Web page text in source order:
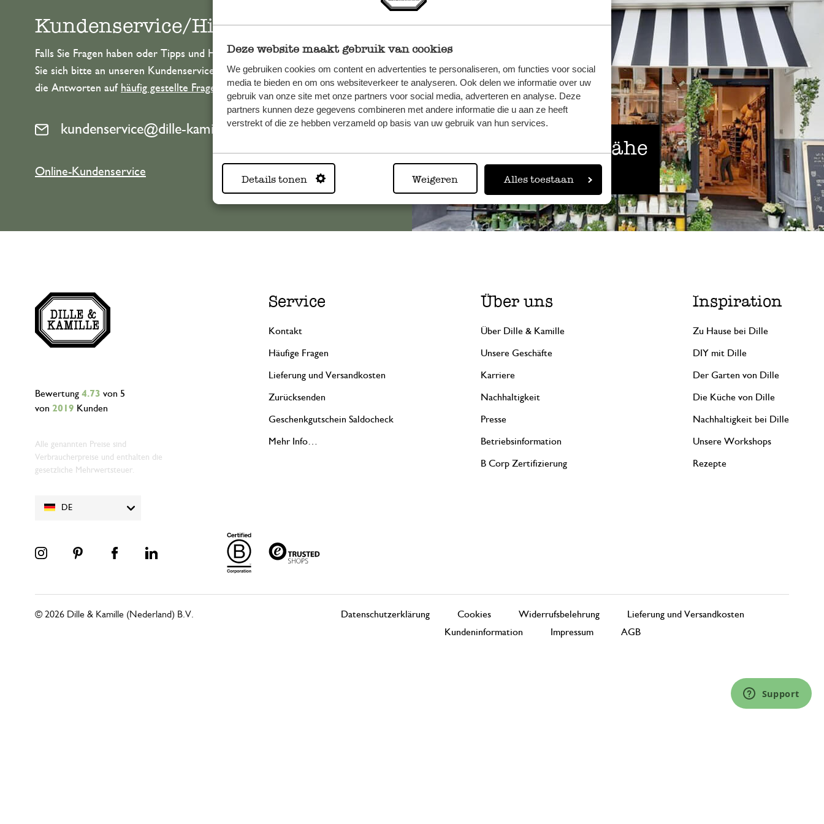
Deze website maakt gebruik van cookies
We gebruiken cookies om content en advertenties te personaliseren, om functies voor social
media te bieden en om ons websiteverkeer te analyseren. Ook delen we informatie over uw
gebruik van onze site met onze partners voor social media, adverteren en analyse. Deze
partners kunnen deze gegevens combineren met andere informatie die u aan ze heeft
verstrekt of die ze hebben verzameld op basis van uw gebruik van hun services.
Details tonen Weigeren Alles toestaan
Immer in der Nähe
Alle 62 Geschäfte anzeigen
Kundenservice/Hilfe
Falls Sie Fragen haben oder Tipps und Hilfe brauchen, wenden
Sie sich bitte an unseren Kundenservice. Oder lesen Sie hier
die Antworten auf häufig gestellte Fragen
kundenservice@dille-kamille.de
Online-Kundenservice
DE
Bewertung 4.73 von 5
von 2019 Kunden
Alle genannten Preise sind
Verbraucherpreise und enthalten die
gesetzliche Mehrwertsteuer.
Service
Kontakt
Häufige Fragen
Lieferung und Versandkosten
Zurücksenden
Geschenkgutschein Saldocheck
Mehr Info…
Über uns
Über Dille & Kamille
Unsere Geschäfte
Karriere
Nachhaltigkeit
Presse
Betriebsinformation
B Corp Zertifizierung
Inspiration
Zu Hause bei Dille
DIY mit Dille
Der Garten von Dille
Die Küche von Dille
Nachhaltigkeit bei Dille
Unsere Workshops
Rezepte
Datenschutzerklärung Cookies Widerrufsbelehrung
Lieferung und Versandkosten
Kundeninformation
Impressum AGB
© 2026 Dille & Kamille (Nederland) B.V.
Support